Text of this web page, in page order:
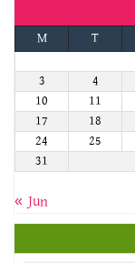
M
T
3
4
10
11
17
18
24
25
31
« Jun